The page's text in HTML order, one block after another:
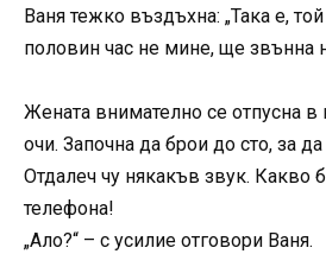
Ваня тежко въздъхна: „Така е,
половин час не мине, ще звънна
Жената внимателно се отпусна в
очи. Започна да брои до сто, за
Отдалеч чу някакъв звук. Какво
телефона!
„Ало?“ – с усилие отговори Ваня.